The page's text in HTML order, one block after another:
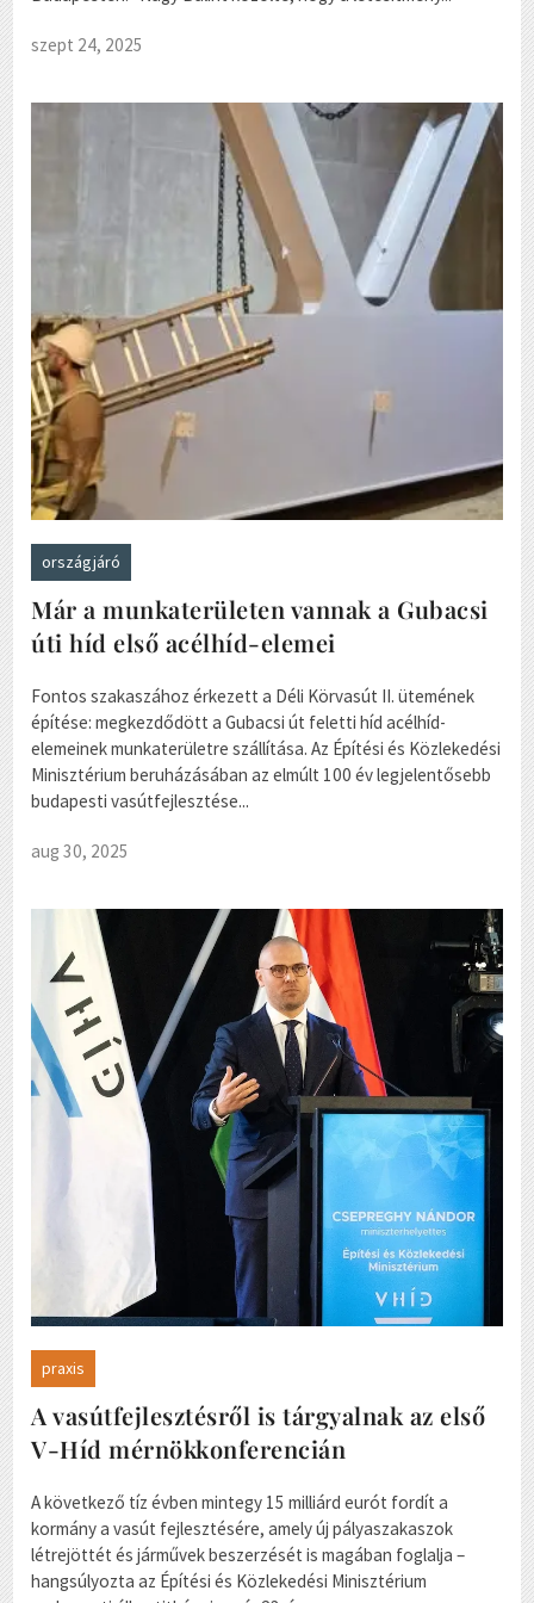
szept 24, 2025
országjáró
Már a munkaterületen vannak a Gubacsi
úti híd első acélhíd-elemei
Fontos szakaszához érkezett a Déli Körvasút II. ütemének
építése: megkezdődött a Gubacsi út feletti híd acélhíd-
elemeinek munkaterületre szállítása. Az Építési és Közlekedési
Minisztérium beruházásában az elmúlt 100 év legjelentősebb
budapesti vasútfejlesztése...
aug 30, 2025
praxis
A vasútfejlesztésről is tárgyalnak az első
V-Híd mérnökkonferencián
A következő tíz évben mintegy 15 milliárd eurót fordít a
kormány a vasút fejlesztésére, amely új pályaszakaszok
létrejöttét és járművek beszerzését is magában foglalja –
hangsúlyozta az Építési és Közlekedési Minisztérium